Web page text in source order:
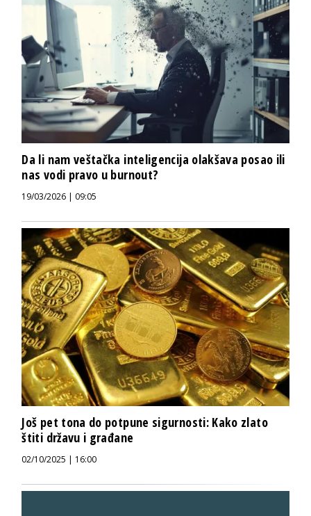
Da li nam veštačka inteligencija olakšava posao ili
nas vodi pravo u burnout?
19/03/2026 | 09:05
Još pet tona do potpune sigurnosti: Kako zlato
štiti državu i građane
02/10/2025 | 16:00